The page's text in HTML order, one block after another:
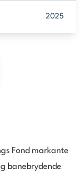
2025
Fond markante
banebrydende